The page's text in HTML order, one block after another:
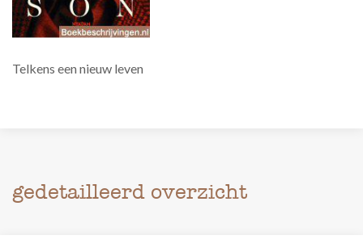
Telkens een nieuw leven
gedetailleerd overzicht